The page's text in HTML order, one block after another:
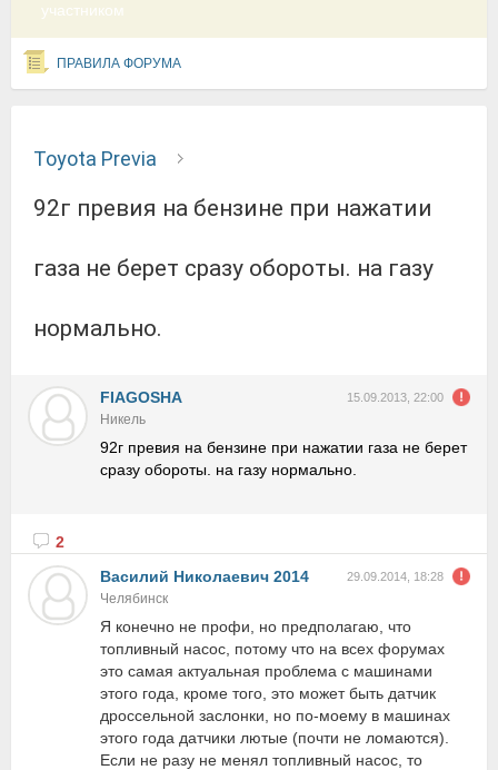
участником
ПРАВИЛА ФОРУМА
Toyota Previa
92г превия на бензине при нажатии
газа не берет сразу обороты. на газу
нормально.
FIAGOSHA 15.09.2013, 22:00
Никель
92г превия на бензине при нажатии газа не берет
сразу обороты. на газу нормально.
2
Василий Николаевич 2014
29.09.2014, 18:28
Челябинск
Я конечно не профи, но предполагаю, что
топливный насос, потому что на всех форумах
это самая актуальная проблема с машинами
этого года, кроме того, это может быть датчик
дроссельной заслонки, но по-моему в машинах
этого года датчики лютые (почти не ломаются).
Если не разу не менял топливный насос, то